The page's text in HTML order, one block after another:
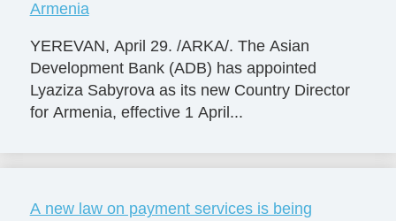
Armenia
YEREVAN, April 29. /ARKA/. The Asian
Development Bank (ADB) has appointed
Lyaziza Sabyrova as its new Country Director
for Armenia, effective 1 April...
A new law on payment services is being